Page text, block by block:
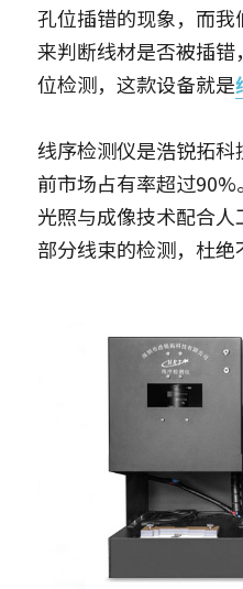
孔位插错的现象，而
来判断线材是否被插
位检测，这款设备就是
线序检测仪是浩锐拓
前市场占有率超过
光照与成像技术配合
部分线束的检测，杜绝